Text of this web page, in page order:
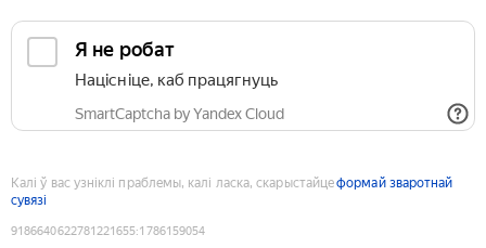
Я не робат
Націсніце, каб працягнуць
SmartCaptcha by Yandex Cloud
Калі ў вас узніклі праблемы, калі ласка, скарыстайцеформай зваротнай
сувязі
9186640622781221655:1786159054